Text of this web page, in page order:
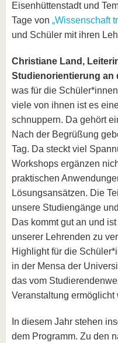
Eisenhüttenstadt und
Tage von „Wissenschaft
und Schüler mit ihren
Christiane Land,
Studienorientierung an
was für die
viele von ihnen ist es
schnuppern. Da gehört
Nach der Begrüßung
Tag. Da steckt viel
Workshops ergänzen
praktischen
Lösungsansätzen. Die
unsere Studiengänge
Das kommt gut an und
unserer Lehrenden zu
Highlight für die
in der Mensa der
das vom
Veranstaltung ermöglicht
In diesem Jahr stehen
dem Programm. Zu den